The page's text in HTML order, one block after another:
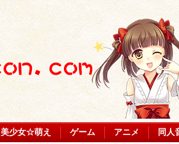
美少女☆萌え ゲーム アニメ 同人